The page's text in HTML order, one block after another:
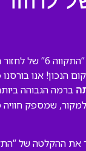
רוצים לבצע את הלהיט
הנכון! אנו בורסנו
ברמה הגבוהה ביותר
שמספק חוויה